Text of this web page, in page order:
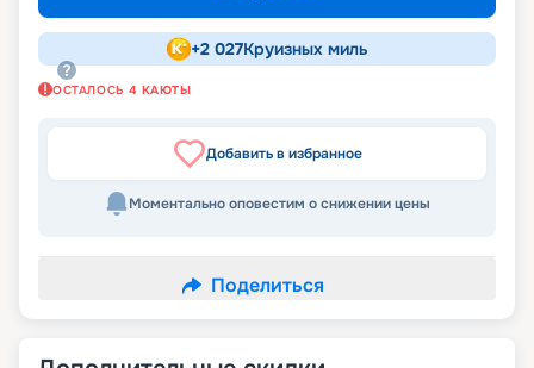
+2 027Круизных миль
ОСТАЛОСЬ 4 КАЮТЫ
Добавить в избранное
Моментально оповестим о снижении цены
Поделиться